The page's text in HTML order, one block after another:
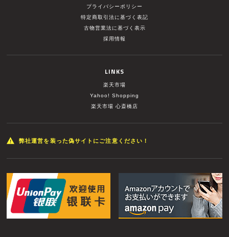
プライバシーポリシー
特定商取引法に基づく表記
古物営業法に基づく表示
採用情報
LINKS
楽天市場
Yahoo! Shopping
楽天市場 心斎橋店
弊社運営を装った偽サイトにご注意ください！